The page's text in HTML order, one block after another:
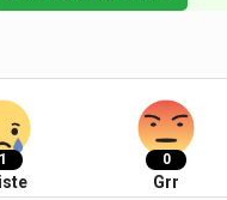
1 0
Grr